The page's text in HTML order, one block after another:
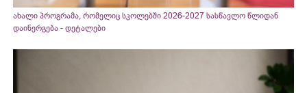
ახალი პროგრამა, რომელიც სკოლებში 2026-2027 სასწავლო წლიდან
დაინერგება - დეტალები